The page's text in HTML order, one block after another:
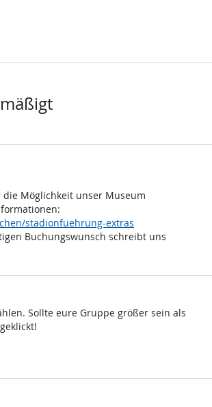
Möglichkeit unser Museum
stadionfuehrung-extras
Buchungswunsch schreibt uns
Sollte eure Gruppe größer sein als